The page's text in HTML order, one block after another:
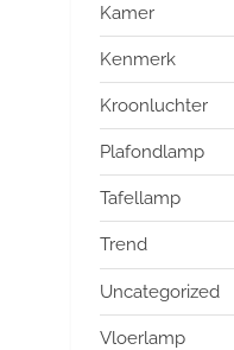
Kamer
Kenmerk
Kroonluchter
Plafondlamp
Tafellamp
Trend
Uncategorized
Vloerlamp